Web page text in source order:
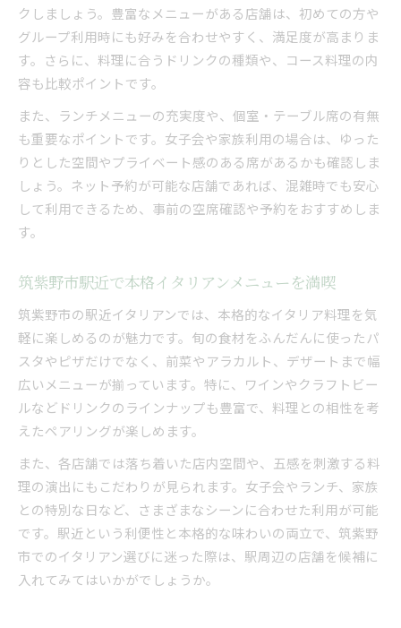
クしましょう。豊富なメニューがある店舗は、初めての方や
グループ利用時にも好みを合わせやすく、満足度が高まりま
す。さらに、料理に合うドリンクの種類や、コース料理の内
容も比較ポイントです。
また、ランチメニューの充実度や、個室・テーブル席の有無
も重要なポイントです。女子会や家族利用の場合は、ゆった
りとした空間やプライベート感のある席があるかも確認しま
しょう。ネット予約が可能な店舗であれば、混雑時でも安心
して利用できるため、事前の空席確認や予約をおすすめしま
す。
筑紫野市駅近で本格イタリアンメニューを満喫
筑紫野市の駅近イタリアンでは、本格的なイタリア料理を気
軽に楽しめるのが魅力です。旬の食材をふんだんに使ったパ
スタやピザだけでなく、前菜やアラカルト、デザートまで幅
広いメニューが揃っています。特に、ワインやクラフトビー
ルなどドリンクのラインナップも豊富で、料理との相性を考
えたペアリングが楽しめます。
また、各店舗では落ち着いた店内空間や、五感を刺激する料
理の演出にもこだわりが見られます。女子会やランチ、家族
との特別な日など、さまざまなシーンに合わせた利用が可能
です。駅近という利便性と本格的な味わいの両立で、筑紫野
市でのイタリアン選びに迷った際は、駅周辺の店舗を候補に
入れてみてはいかがでしょうか。